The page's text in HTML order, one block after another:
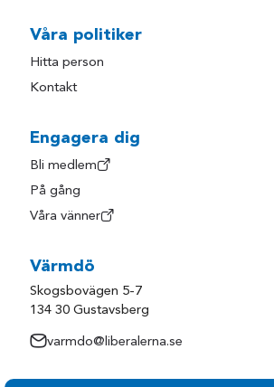
Våra politiker
Hitta person
Kontakt
Engagera dig
Bli medlem
På gång
Våra vänner
Värmdö
Skogsbovägen 5-7
134 30 Gustavsberg
varmdo@liberalerna.se